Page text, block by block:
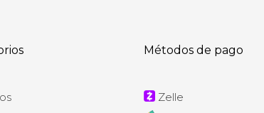
Métodos de pago
Zelle